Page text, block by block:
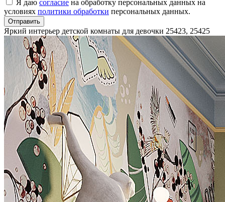
Я даю согласие на обработку персональных данных на
условиях политики обработки персональных данных.
Отправить
Яркий интерьер детской комнаты для девочки 25423, 25425